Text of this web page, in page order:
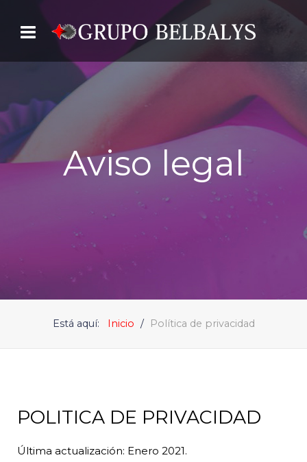
Aviso legal
Está aquí: Inicio Política de privacidad
POLITICA DE PRIVACIDAD
Última actualización: Enero 2021.